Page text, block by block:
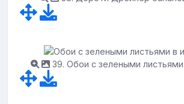
39. Обои с зелеными